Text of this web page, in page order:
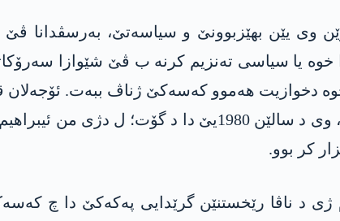
وی یێن بھێزبوونێ و سیاسەتێ،
یا سیاسی تەنزیم کرنە ب ڤێ شێوازا
دخوازیت هەموو کەسەکێ ژناڤ ببەت.
دی د چ قادان دا دەرکەڤیتە پێش. دەروونێ ئۆجەلان هندە واسواسە،
کر بوو.
ژی د ناڤا رێخستنێن گرێدایی پەکەکێ دا چ